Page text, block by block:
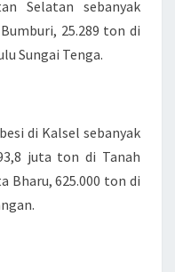
Selatan sebanyak
25.289 ton di
Sungai Tenga.
di Kalsel sebanyak
juta ton di Tanah
Bharu, 625.000 ton di